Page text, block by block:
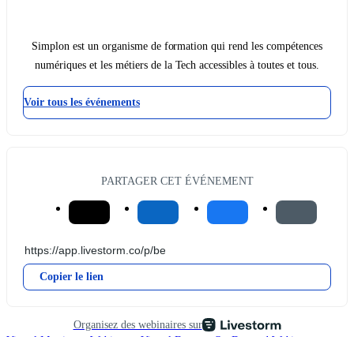
Simplon est un organisme de formation qui rend les compétences
numériques et les métiers de la Tech accessibles à toutes et tous.
Voir tous les événements
PARTAGER CET ÉVÉNEMENT
Copier le lien
Organisez des webinaires sur